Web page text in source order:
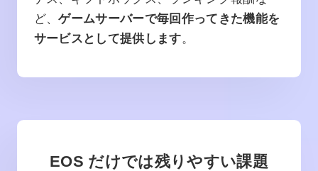
ど、ゲームサーバーで毎回作ってきた機能を
サービスとして提供します。
EOS だけでは残りやすい課題